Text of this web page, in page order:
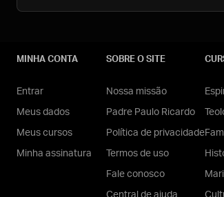
MINHA CONTA
Entrar
Meus dados
Meus cursos
Minha assinatura
SOBRE O SITE
Nossa missão
Padre Paulo Ricardo
Política de privacidade
Termos de uso
Fale conosco
Central de ajuda